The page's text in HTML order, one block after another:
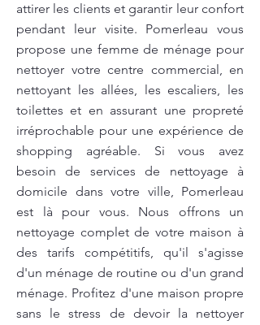
attirer les clients et garantir leur confort
pendant leur visite. Pomerleau vous
propose une femme de ménage pour
nettoyer votre centre commercial, en
nettoyant les allées, les escaliers, les
toilettes et en assurant une propreté
irréprochable pour une expérience de
shopping agréable. Si vous avez
besoin de services de nettoyage à
domicile dans votre ville, Pomerleau
est là pour vous. Nous offrons un
nettoyage complet de votre maison à
des tarifs compétitifs, qu'il s'agisse
d'un ménage de routine ou d'un grand
ménage. Profitez d'une maison propre
sans le stress de devoir la nettoyer